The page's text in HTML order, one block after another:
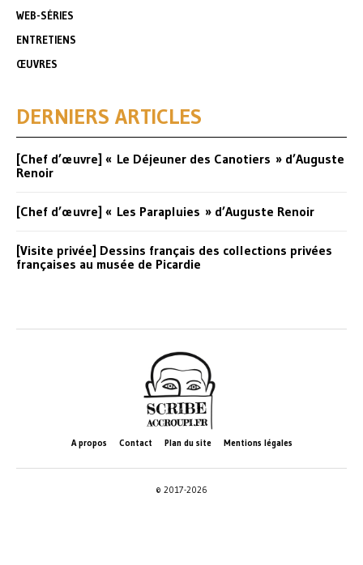
WEB-SÉRIES
ENTRETIENS
ŒUVRES
DERNIERS ARTICLES
[Chef d’œuvre] « Le Déjeuner des Canotiers » d’Auguste
Renoir
[Chef d’œuvre] « Les Parapluies » d’Auguste Renoir
[Visite privée] Dessins français des collections privées
françaises au musée de Picardie
A propos Contact Plan du site Mentions légales
© 2017-2026